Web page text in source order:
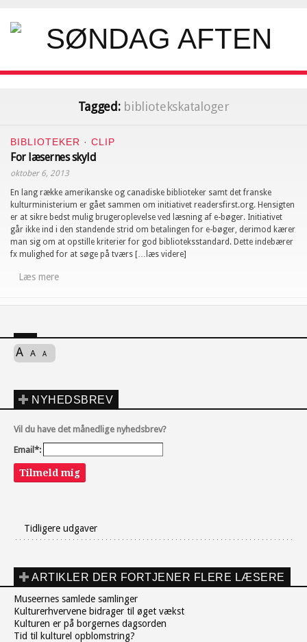
Tagged: bibliotekskataloger
BIBLIOTEKER · CLIP
For læsernes skyld
oktober 6, 2013
En lang række amerikanske og canadiske biblioteker samt det franske
kulturministerium er gået sammen om initiativet readersfirst.org. Hensigten
er at sikre bedst mulig brugeroplevelse ved læsning af e-bøger. Initiativet
går ikke ind i den standende strid om betalingen for e-bøger, derimod kærer
man sig om at opstille kriterier for god biblioteksstandard. Dette indebærer
fx mulighed for at søge på tværs […læs videre]
Læs mere
A A A
NYHEDSBREV
Vil du have det månedlige nyhedsbrev?
Email*:
Tilmeld mig
Tidligere udgaver
ARTIKLER DER FORTJENER FLERE LÆSERE
Museernes samlede samlinger
Kulturerhvervene bidrager til øget vækst
Kulturen er på borgernes dagsorden
Tid til kulturel opblomstring?